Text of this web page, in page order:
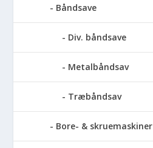
Båndsave
Div. båndsave
Metalbåndsav
Træbåndsav
Bore- & skruemaskiner